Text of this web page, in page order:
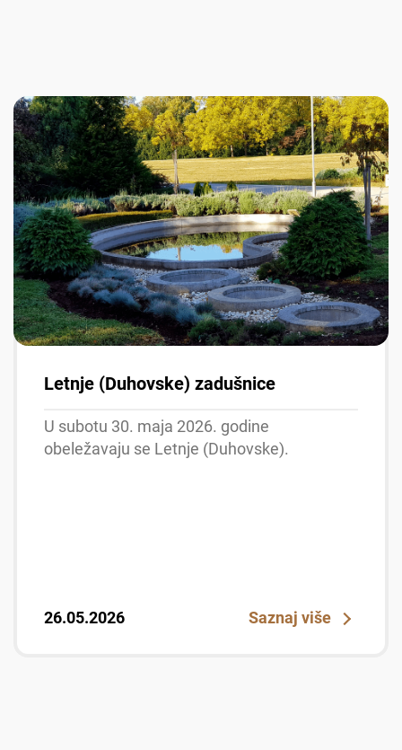
Letnje (Duhovske) zadušnice
U subotu 30. maja 2026. godine
obeležavaju se Letnje (Duhovske).
26.05.2026 Saznaj više